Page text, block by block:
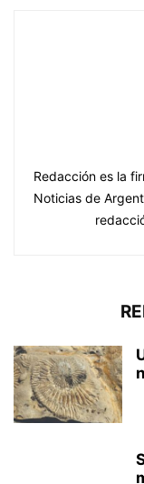
Redacción es la
Noticias de